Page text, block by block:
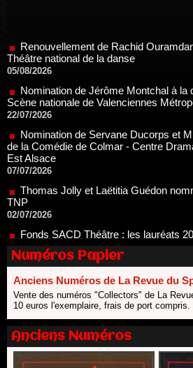
05/08/2026
Nomination de Jérôme Montchal à la
Scène nationale de Valenciennes
22/07/2026
Nomination de Servane Ducorps et
de la Comédie de Colmar - Centre
Est Alsace
07/07/2026
Thomas Jolly et Laëtitia Guédon
TNP
02/07/2026
Fonds SACD Théâtre : les lauréats
23/06/2026
Dispositif ARTCENA Écrire pour le
20/06/2026
Le palmarès des prix SACD 2026
18/06/2026
Les 10 lauréats du Fonds Grandes
13/06/2026
Nomination de Nathalie Garraud et
direction du Théâtre de Gennevilliers -
Numéros Papier
Anciens Numéros de La Revue du
Vente des numéros "Collectors" de La
10 euros l'exemplaire, frais de port compris.
Anciens Numéros